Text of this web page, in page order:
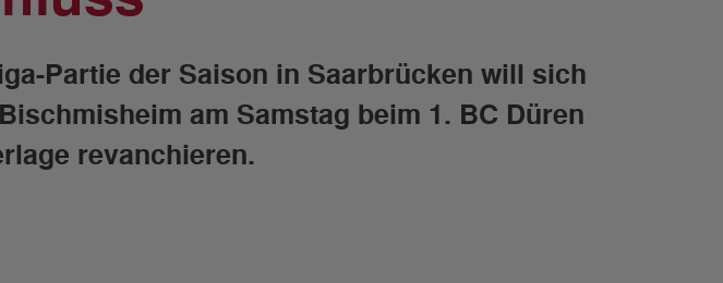
Partie der Saison in Saarbrücken will sich
am Samstag beim 1. BC Düren
revanchieren.